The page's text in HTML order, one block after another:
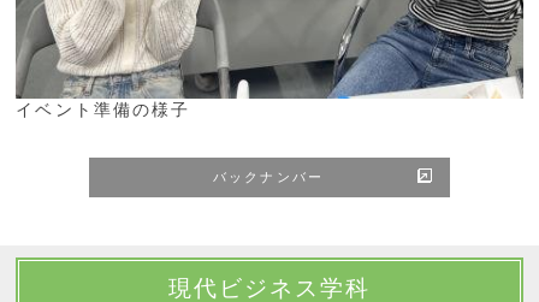
イベント準備の様子
バックナンバー
現代ビジネス学科